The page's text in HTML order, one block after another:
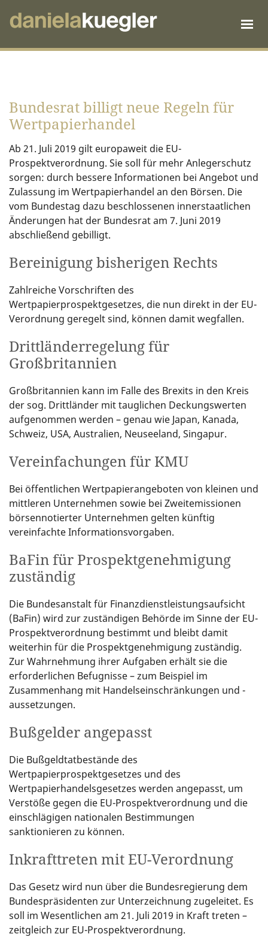
Bundesrat billigt neue Regeln für
Wertpapierhandel
Ab 21. Juli 2019 gilt europaweit die EU-
Prospektverordnung. Sie soll für mehr Anlegerschutz
sorgen: durch bessere Informationen bei Angebot und
Zulassung im Wertpapierhandel an den Börsen. Die
vom Bundestag dazu beschlossenen innerstaatlichen
Änderungen hat der Bundesrat am 7. Juni 2019
abschließend gebilligt.
Bereinigung bisherigen Rechts
Zahlreiche Vorschriften des
Wertpapierprospektgesetzes, die nun direkt in der EU-
Verordnung geregelt sind, können damit wegfallen.
Drittländerregelung für
Großbritannien
Großbritannien kann im Falle des Brexits in den Kreis
der sog. Drittländer mit tauglichen Deckungswerten
aufgenommen werden – genau wie Japan, Kanada,
Schweiz, USA, Australien, Neuseeland, Singapur.
Vereinfachungen für KMU
Bei öffentlichen Wertpapierangeboten von kleinen und
mittleren Unternehmen sowie bei Zweitemissionen
börsennotierter Unternehmen gelten künftig
vereinfachte Informationsvorgaben.
BaFin für Prospektgenehmigung
zuständig
Die Bundesanstalt für Finanzdienstleistungsaufsicht
(BaFin) wird zur zuständigen Behörde im Sinne der EU-
Prospektverordnung bestimmt und bleibt damit
weiterhin für die Prospektgenehmigung zuständig.
Zur Wahrnehmung ihrer Aufgaben erhält sie die
erforderlichen Befugnisse – zum Beispiel im
Zusammenhang mit Handelseinschränkungen und -
aussetzungen.
Bußgelder angepasst
Die Bußgeldtatbestände des
Wertpapierprospektgesetzes und des
Wertpapierhandelsgesetzes werden angepasst, um
Verstöße gegen die EU-Prospektverordnung und die
einschlägigen nationalen Bestimmungen
sanktionieren zu können.
Inkrafttreten mit EU-Verordnung
Das Gesetz wird nun über die Bundesregierung dem
Bundespräsidenten zur Unterzeichnung zugeleitet. Es
soll im Wesentlichen am 21. Juli 2019 in Kraft treten –
zeitgleich zur EU-Prospektverordnung.